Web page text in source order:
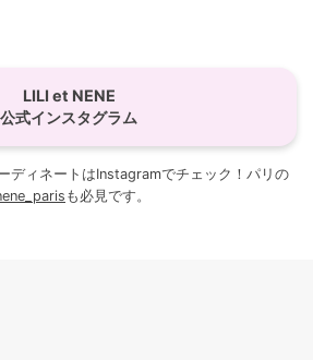
LILI et NENE
公式インスタグラム
ディネートはInstagramでチェック！パリの
も必見です。